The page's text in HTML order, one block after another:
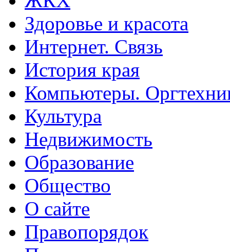
Здоровье и красота
Интернет. Связь
История края
Компьютеры.
Культура
Недвижимость
Образование
Общество
О сайте
Правопорядок